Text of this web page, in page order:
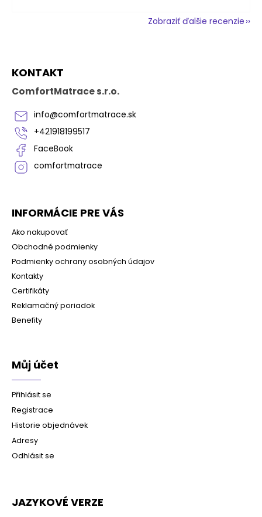
Zobraziť ďalšie recenzie
KONTAKT
ComfortMatrace s.r.o.
info@comfortmatrace.sk
+421918199517
FaceBook
comfortmatrace
INFORMÁCIE PRE VÁS
Ako nakupovať
Obchodné podmienky
Podmienky ochrany osobných údajov
Kontakty
Certifikáty
Reklamačný poriadok
Benefity
Můj účet
Přihlásit se
Registrace
Historie objednávek
Adresy
Odhlásit se
JAZYKOVÉ VERZE